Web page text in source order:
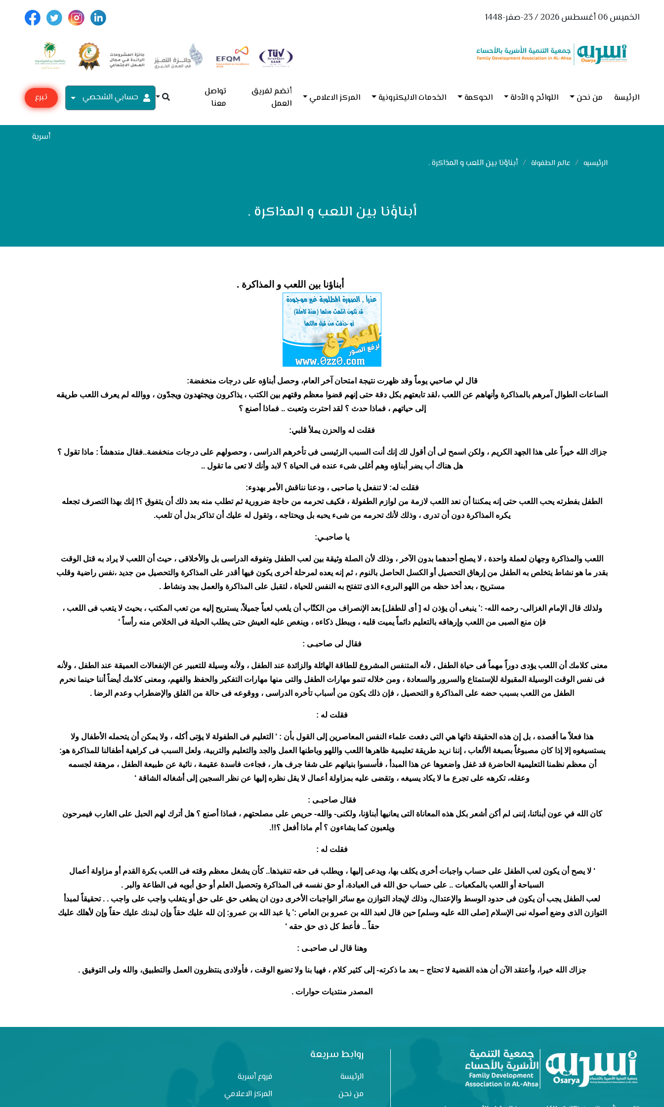
الخميس 06 أغسطس 2026 / 23-صفر-1448
الرئيسة من نحن اللوائح و الأدلة الحوكمة الخدمات الاليكترونية المركز الاعلامي
أنضم لفريق
العمل
تواصل
معنا
حسابي الشحصي
تبرع
أسرية
الرئيسيه عالم الطفولة أبناؤنا بين اللعب و المذاكرة .
أبناؤنا بين اللعب و المذاكرة .
أبناؤنا بين اللعب و المذاكرة .
قال لي صاحبي يوماً وقد ظهرت نتيجة امتحان آخر العام، وحصل أبناؤه على درجات منخفضة:
الساعات الطوال آمرهم بالمذاكرة وأنهاهم عن اللعب ،لقد تابعتهم بكل دقة حتى إنهم قضوا معظم وقتهم بين الكتب ، يذاكرون ويجتهدون ويجدّون ، ووالله لم يعرف اللعب طريقه
إلى حياتهم ، فماذا حدث ؟ لقد احترت وتعبت .. فماذا أصنع ؟
فقلت له والحزن يملأ قلبي:
جزاك الله خيراً على هذا الجهد الكريم ، ولكن اسمح لى أن أقول لك إنك أنت السبب الرئيسى فى تأخرهم الدراسى ، وحصولهم على درجات منخفضة..فقال مندهشاً : ماذا تقول ؟
هل هناك أب يضر أبناؤه وهم أغلى شىء عنده فى الحياة ؟ لابد وأنك لا تعى ما تقول ..
فقلت له: لا تنفعل يا صاحبى ، ودعنا نناقش الأمر بهدوء:
الطفل بفطرته يحب اللعب حتى إنه يمكننا أن نعد اللعب لازمة من لوازم الطفولة ، فكيف تحرمه من حاجة ضرورية ثم تطلب منه بعد ذلك أن يتفوق ؟! إنك بهذا التصرف تجعله
يكره المذاكرة دون أن تدرى ، وذلك لأنك تحرمه من شىء يحبه بل ويحتاجه ، وتقول له عليك أن تذاكر بدل أن تلعب.
يا صاحبـي:
اللعب والمذاكرة وجهان لعملة واحدة ، لا يصلح أحدهما بدون الآخر ، وذلك لأن الصلة وثيقة بين لعب الطفل وتفوقه الدراسى بل والأخلاقى ، حيث أن اللعب لا يراد به قتل الوقت
بقدر ما هو نشاط يتخلص به الطفل من إرهاق التحصيل أو الكسل الحاصل بالنوم ، ثم إنه يعده لمرحلة أخرى يكون فيها أقدر على المذاكرة والتحصيل من جديد ،نفس راضية وقلب
مستريح ، بعد أخذ حظه من اللهو البرىء الذى تتفتح به النفس للحياة ، لتقبل على المذاكرة والعمل بجد ونشاط .
ولذلك قال الإمام الغزالى- رحمه الله- :’ ينبغى أن يؤذن له [ أى للطفل] بعد الإنصراف من الكتّاب أن يلعب لعباً جميلاً، يستريح إليه من تعب المكتب ، بحيث لا يتعب فى اللعب ،
فإن منع الصبى من اللعب وإرهاقه بالتعليم دائماً يميت قلبه ، ويبطل ذكاءه ، وينغص عليه العيش حتى يطلب الحيلة فى الخلاص منه رأساً ‘
فقال لى صاحبـى :
معنى كلامك أن اللعب يؤدى دوراً مهماً فى حياة الطفل ، لأنه المتنفس المشروع للطاقة الهائلة والزائدة عند الطفل ، ولأنه وسيلة للتعبير عن الإنفعالات العميقة عند الطفل ، ولأنه
فى نفس الوقت الوسيلة المقبولة للإستمتاع والسرور والسعادة ، ومن خلاله تنمو مهارات الطفل والتى منها مهارات التفكير والحفظ والفهم، ومعنى كلامك أيضاً أننا حينما نحرم
الطفل من اللعب بسبب حضه على المذاكرة و التحصيل ، فإن ذلك يكون من أسباب تأخره الدراسى ، ووقوعه فى حالة من القلق والإضطراب وعدم الرضا .
فقلت له :
هذا فعلاً ما أقصده ، بل إن هذه الحقيقة ذاتها هي التى دفعت علماء النفس المعاصرين إلى القول بأن : ‘ التعليم فى الطفولة لا يؤتى أكله ، ولا يمكن أن يتحمله الأطفال ولا
يستسيغوه إلا إذا كان مصبوغاً بصبغة الألعاب ، إننا نريد طريقة تعليمية ظاهرها اللعب واللهو وباطنها العمل والجد والتعليم والتربية، ولعل السبب فى كراهية أطفالنا للمذاكرة هو:
أن معظم نظمنا التعليمية الحاضرة قد غفل واضعوها عن هذا المبدأ ، فأسسوا بنيانهم على شفا جرف هار ، فجاءت فاسدة عقيمة ، نائية عن طبيعة الطفل ، مرهقة لجسمه
وعقله، تكرهه على تجرع ما لا يكاد يسيغه ، وتقضى عليه بمزاولة أعمال لا يقل نظره إليها عن نظر السجين إلى أشغاله الشاقة ‘
فقال صاحبـى :
كان الله في عون أبنائنا، إننى لم أكن أشعر بكل هذه المعاناة التى يعانيها أبناؤنا، ولكنى- والله- حريص على مصلحتهم ، فماذا أصنع ؟ هل أترك لهم الحبل على الغارب فيمرحون
ويلعبون كما يشاءون ؟ أم ماذا أفعل ؟!!.
فقلت له :
‘ لا يصح أن يكون لعب الطفل على حساب واجبات أخرى يكلف بها، ويدعى إليها ، ويطلب فى حقه تنفيذها.. كأن يشغل معظم وقته فى اللعب بكرة القدم أو مزاولة أعمال
السباحة أو اللعب بالمكعبات .. على حساب حق الله فى العبادة، أو حق نفسه فى المذاكرة وتحصيل العلم أو حق أبويه فى الطاعة والبر .
لعب الطفل يجب أن يكون فى حدود الوسط والإعتدال، وذلك لإيجاد التوازن مع سائر الواجبات الأخرى دون ان يطغى حق على حق أو يتغلب واجب على واجب . . تحقيقاً لمبدأ
التوازن الذى وضع أصوله نبى الإسلام [صلى الله عليه وسلم] حين قال لعبد الله بن عمرو بن العاص :’ يا عبد الله بن عمرو: إن لله عليك حقاً وإن لبدنك عليك حقاً وإن لأهلك عليك
حقاً .. فأعط كل ذى حق حقه ‘
وهنا قال لى صاحبـى :
جزاك الله خيرا، وأعتقد الآن أن هذه القضية لا تحتاج – بعد ما ذكرته- إلى كثير كلام ، فهيا بنا ولا تضيع الوقت ، فأولادى ينتظرون العمل والتطبيق، والله ولى التوفيق .
المصدر منتديات حوارات .
روابط سريعة
الرئيسة
فروع أسرية
من نحن
المركز الاعلامي